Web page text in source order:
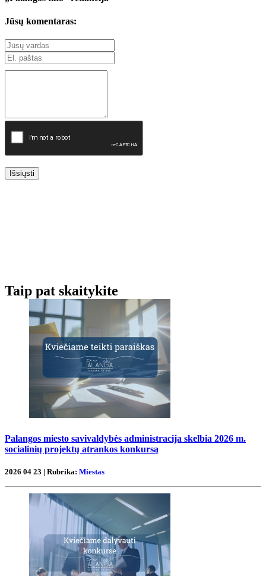
Jūsų komentaras:
Išsiųsti
Taip pat skaitykite
Palangos miesto savivaldybės administracija skelbia 2026 m.
socialinių projektų atrankos konkursą
2026 04 23 | Rubrika: Miestas